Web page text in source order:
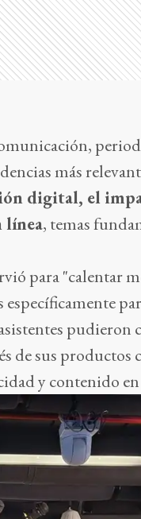
más
digital, el
línea, temas
para "calentar
específicamente
pudieron
de sus productos
y contenido